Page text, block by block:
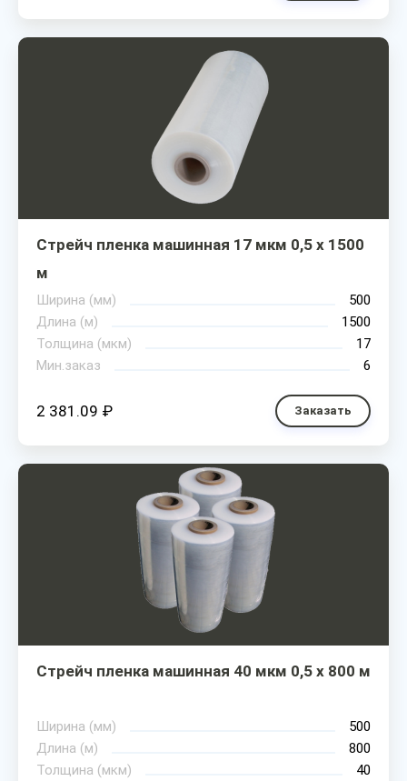
Стрейч пленка машинная 17 мкм 0,5 х 1500
м
Ширина (мм)
500
Длина (м)
1500
Толщина (мкм)
17
Мин.заказ
6
2 381.09 ₽ Заказать
Стрейч пленка машинная 40 мкм 0,5 х 800 м
Ширина (мм)
500
Длина (м)
800
Толщина (мкм)
40